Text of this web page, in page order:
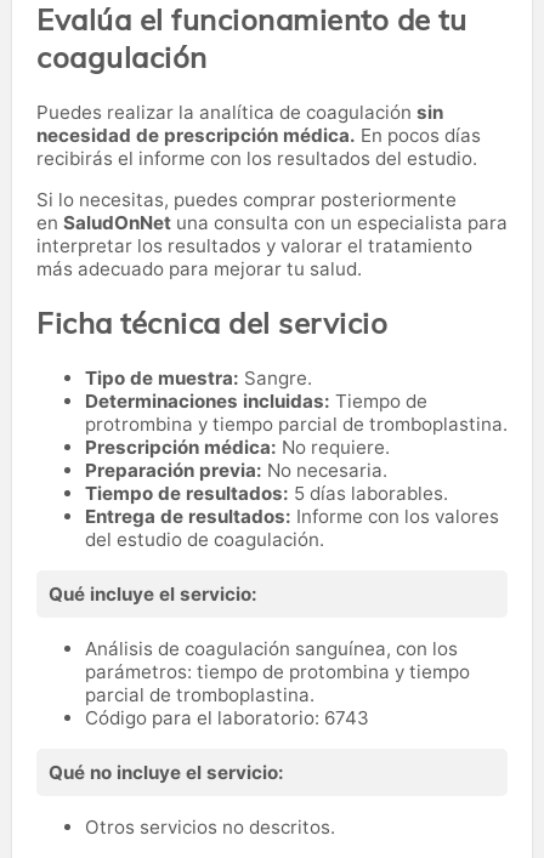
Evalúa el funcionamiento de tu
coagulación
Puedes realizar la analítica de coagulación sin
necesidad de prescripción médica. En pocos días
recibirás el informe con los resultados del estudio.
Si lo necesitas, puedes comprar posteriormente
en SaludOnNet una consulta con un especialista para
interpretar los resultados y valorar el tratamiento
más adecuado para mejorar tu salud.
Ficha técnica del servicio
Tipo de muestra: Sangre.
Determinaciones incluidas: Tiempo de
protrombina y tiempo parcial de tromboplastina.
Prescripción médica: No requiere.
Preparación previa: No necesaria.
Tiempo de resultados: 5 días laborables.
Entrega de resultados: Informe con los valores
del estudio de coagulación.
Qué incluye el servicio:
Análisis de coagulación sanguínea, con los
parámetros: tiempo de protombina y tiempo
parcial de tromboplastina.
Código para el laboratorio: 6743
Qué no incluye el servicio:
Otros servicios no descritos.